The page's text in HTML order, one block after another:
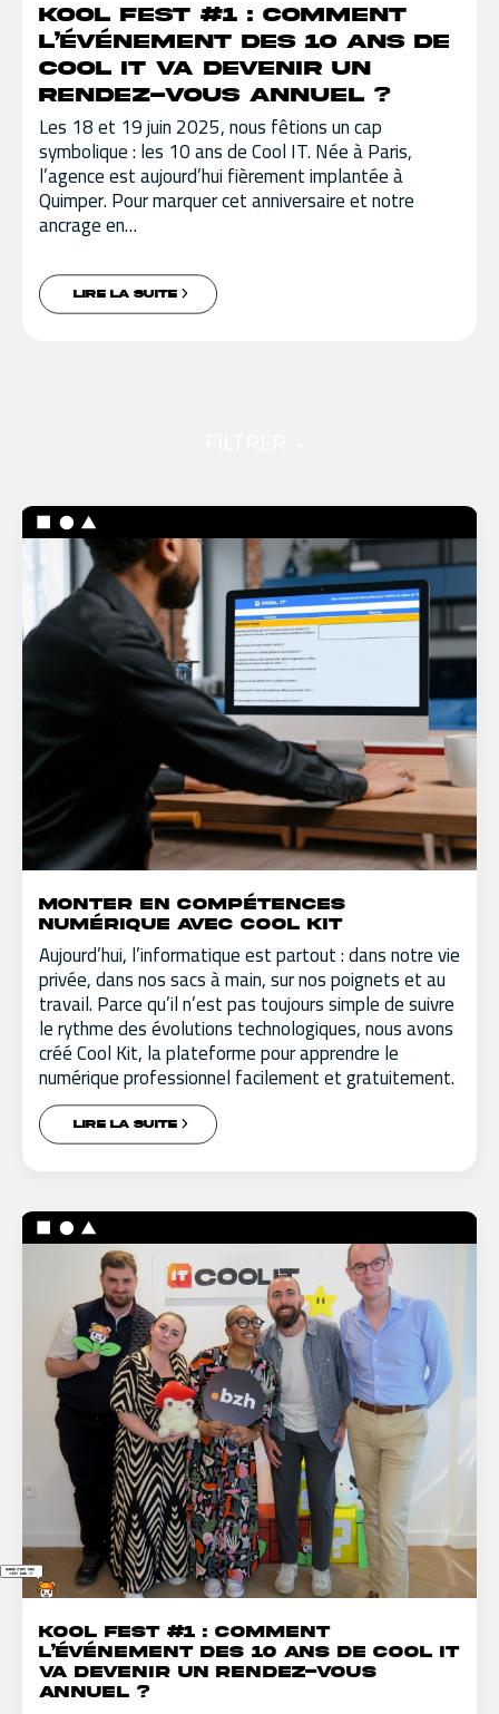
Kool Fest #1 : comment
l’événement des 10 ans de
Cool IT va devenir un
rendez-vous annuel ?
Les 18 et 19 juin 2025, nous fêtions un cap
symbolique : les 10 ans de Cool IT. Née à Paris,
l’agence est aujourd’hui fièrement implantée à
Quimper. Pour marquer cet anniversaire et notre
ancrage en…
LIRE LA SUITE
Monter en compétences
numérique avec Cool Kit
Aujourd’hui, l’informatique est partout : dans notre vie
privée, dans nos sacs à main, sur nos poignets et au
travail. Parce qu’il n’est pas toujours simple de suivre
le rythme des évolutions technologiques, nous avons
créé Cool Kit, la plateforme pour apprendre le
numérique professionnel facilement et gratuitement.
LIRE LA SUITE
Kool Fest #1 : comment
l’événement des 10 ans de Cool IT
va devenir un rendez-vous
annuel ?